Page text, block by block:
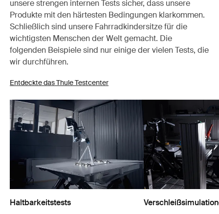
unsere strengen internen Tests sicher, dass unsere
Produkte mit den härtesten Bedingungen klarkommen.
Schließlich sind unsere Fahrradkindersitze für die
wichtigsten Menschen der Welt gemacht. Die
folgenden Beispiele sind nur einige der vielen Tests, die
wir durchführen.
Entdeckte das Thule Testcenter
Haltbarkeitstests